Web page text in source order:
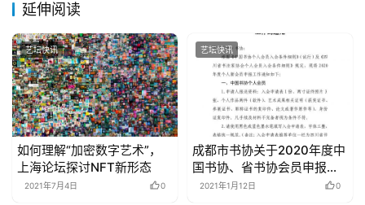
延伸阅读
艺坛快讯
如何理解“加密数字艺术”，
上海论坛探讨NFT新形态
2021年7月4日 0
艺坛快讯
成都市书协关于2020年度中
国书协、省书协会员申报工
作的通知
2021年1月12日 0